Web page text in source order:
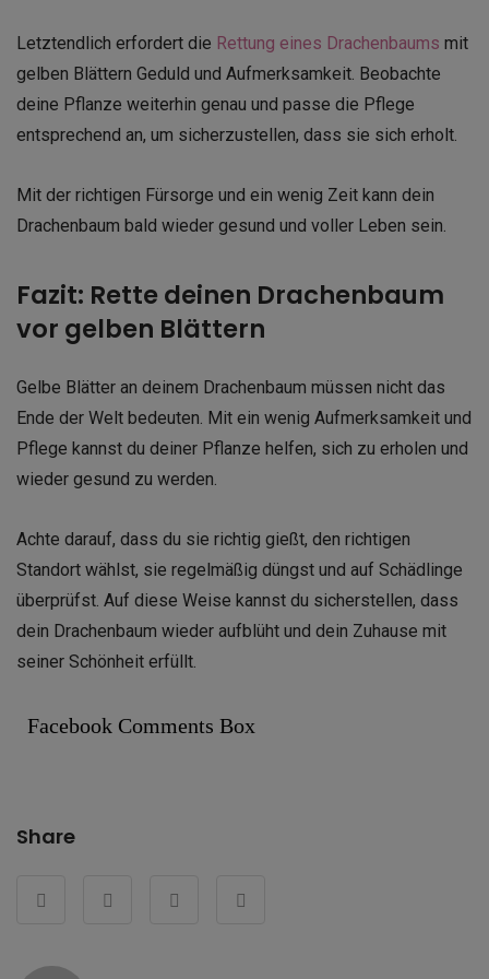
Letztendlich erfordert die Rettung eines Drachenbaums mit
gelben Blättern Geduld und Aufmerksamkeit. Beobachte
deine Pflanze weiterhin genau und passe die Pflege
entsprechend an, um sicherzustellen, dass sie sich erholt.
Mit der richtigen Fürsorge und ein wenig Zeit kann dein
Drachenbaum bald wieder gesund und voller Leben sein.
Fazit: Rette deinen Drachenbaum
vor gelben Blättern
Gelbe Blätter an deinem Drachenbaum müssen nicht das
Ende der Welt bedeuten. Mit ein wenig Aufmerksamkeit und
Pflege kannst du deiner Pflanze helfen, sich zu erholen und
wieder gesund zu werden.
Achte darauf, dass du sie richtig gießt, den richtigen
Standort wählst, sie regelmäßig düngst und auf Schädlinge
überprüfst. Auf diese Weise kannst du sicherstellen, dass
dein Drachenbaum wieder aufblüht und dein Zuhause mit
seiner Schönheit erfüllt.
Facebook Comments Box
Share